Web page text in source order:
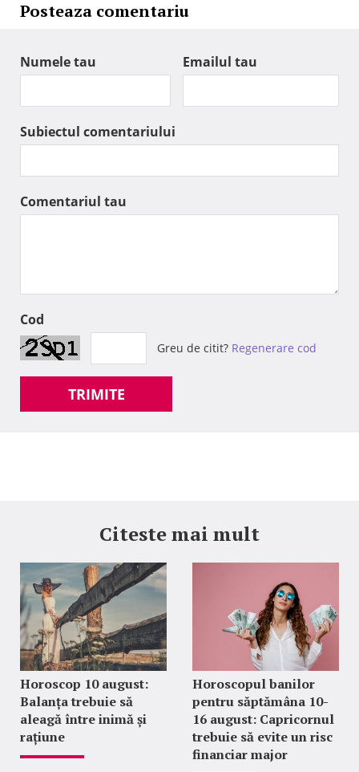
Posteaza comentariu
Numele tau Emailul tau
Subiectul comentariului
Comentariul tau
Cod
Greu de citit? Regenerare cod
TRIMITE
Citeste mai mult
Horoscop 10 august:
Balanța trebuie să
aleagă între inimă și
rațiune
Horoscopul banilor
pentru săptămâna 10-
16 august: Capricornul
trebuie să evite un risc
financiar major